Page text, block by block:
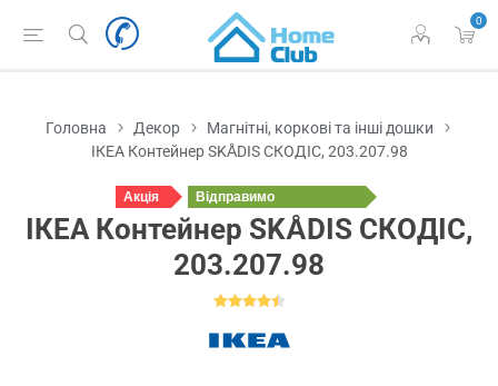
0
Головна Декор
Магнітні, коркові та інші дошки
ІКЕА Контейнер SKÅDIS СКОДІС, 203.207.98
Акція
Відправимо
завтра
ІКЕА Контейнер SKÅDIS СКОДІС,
203.207.98